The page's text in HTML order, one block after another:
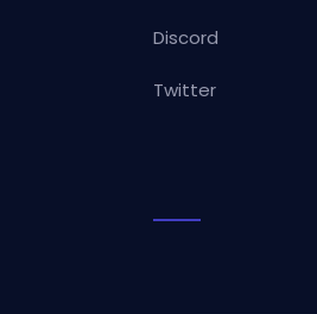
Discord
Twitter